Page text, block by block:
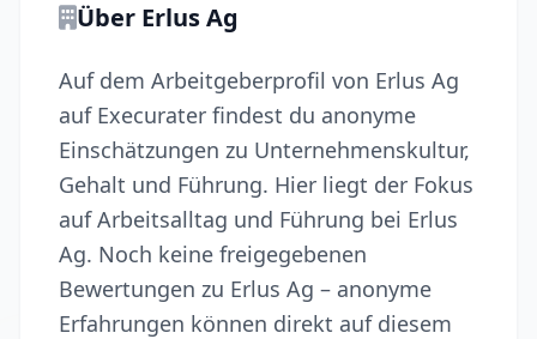
Über Erlus Ag
Auf dem Arbeitgeberprofil von Erlus Ag
auf Execurater findest du anonyme
Einschätzungen zu Unternehmenskultur,
Gehalt und Führung. Hier liegt der Fokus
auf Arbeitsalltag und Führung bei Erlus
Ag. Noch keine freigegebenen
Bewertungen zu Erlus Ag – anonyme
Erfahrungen können direkt auf diesem